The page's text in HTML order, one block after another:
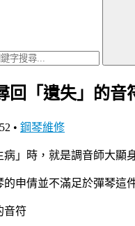
回「遺失」的音
• 鋼琴維修
」時，就是調音師大顯
申倩並不滿足於彈琴